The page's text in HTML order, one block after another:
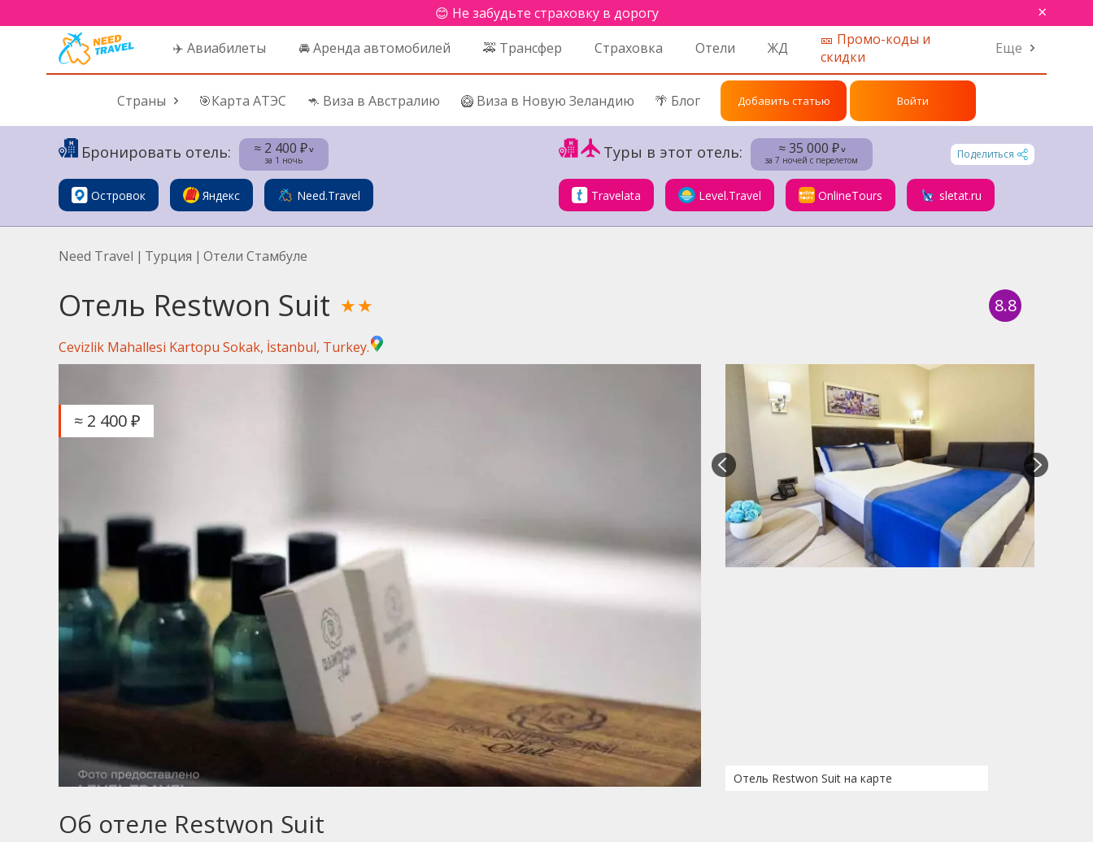
😊 Не забудьте страховку в дорогу ×
✈️ Авиабилеты 🚘 Аренда автомобилей 🚕 Трансфер Страховка Отели ЖД
🎫 Промо-коды и
скидки
Еще
Страны 🎯Карта АТЭС 🦘 Виза в Австралию 🥝 Виза в Новую Зеландию 🌴 Блог Добавить статью Войти
Бронировать отель: ≈ 2 400 ₽˅
за 1 ночь
Островок Яндекс Need.Travel
Туры в этот отель: ≈ 35 000 ₽˅
за 7 ночей с перелетом
Поделиться
Travelata Level.Travel OnlineTours sletat.ru
Need Travel | Турция | Отели Стамбуле
Отель Restwon Suit ★★ 8.8
Cevizlik Mahallesi Kartopu Sokak, İstanbul, Turkey.
≈ 2 400 ₽
Отель Restwon Suit на карте
Об отеле Restwon Suit